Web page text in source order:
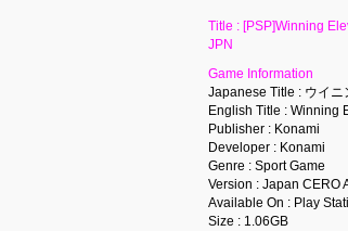
Title : [PSP]Winning
JPN
Game Information
Japanese Title : ウイ
English Title : Winning
Publisher : Konami
Developer : Konami
Genre : Sport Game
Version : Japan CERO
Available On : Play
Size : 1.06GB